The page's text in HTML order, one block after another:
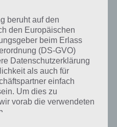
Teilen auf Facebook
auf Touchportal
beruht auf den
den Europäischen
beim Erlass
(DS-GVO)
Datenschutzerklärung
als auch für
einfach
Um dies zu
vorab die verwendeten